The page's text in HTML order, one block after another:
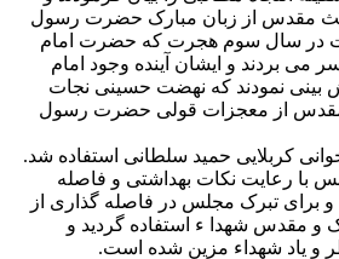
مقدس از زبان مبارک حضرت رسول
در سال سوم هجرت که حضرت امام
بردند و ایشان آینده وجود امام
بینی نمودند که نهضت حسینی نجات
از معجزات قولی حضرت رسول
کربلایی حمید سلطانی استفاده شد.
با رعایت نکات بهداشتی و فاصله
برای تبرک مجلس در فاصله گذاری از
و مقدس شهدا ء استفاده گردید و
یاد شهداء مزین شده است.